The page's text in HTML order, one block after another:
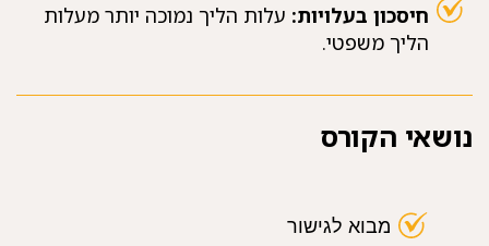
חיסכון בעלויות: עלות הליך נמוכה יותר מעלות
הליך משפטי.
נושאי הקורס
מבוא לגישור